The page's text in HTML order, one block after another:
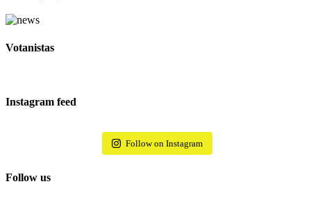
Votanistas
Instagram feed
Follow on Instagram
Follow us